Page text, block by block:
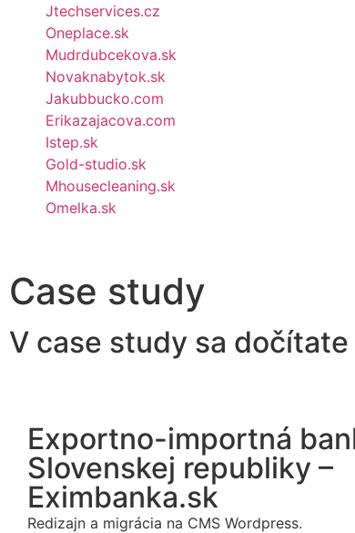
Jtechservices.cz
Oneplace.sk
Mudrdubcekova.sk
Novaknabytok.sk
Jakubbucko.com
Erikazajacova.com
Istep.sk
Gold-studio.sk
Mhousecleaning.sk
Omelka.sk
Case study
V case study sa
Exportno-importná
Slovenskej republiky –
Eximbanka.sk
Redizajn a migrácia na CMS Wordpress.